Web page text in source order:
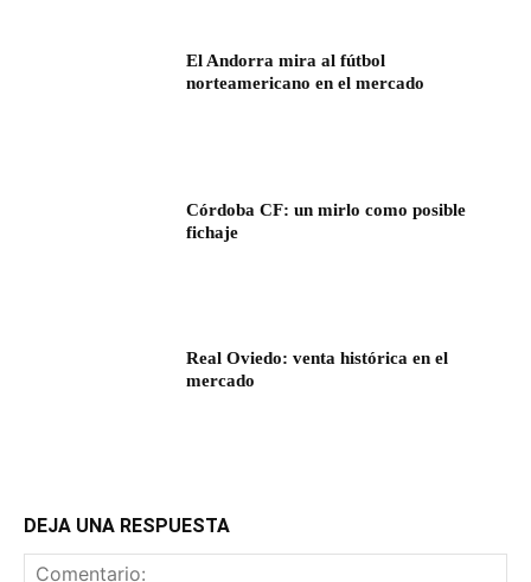
El Andorra mira al fútbol
norteamericano en el mercado
Córdoba CF: un mirlo como posible
fichaje
Real Oviedo: venta histórica en el
mercado
DEJA UNA RESPUESTA